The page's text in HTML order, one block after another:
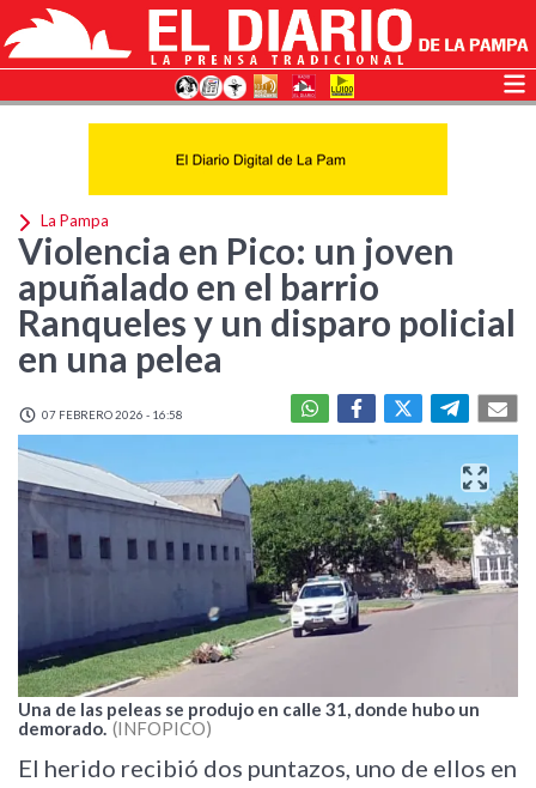
La Pampa
Violencia en Pico: un joven
apuñalado en el barrio
Ranqueles y un disparo policial
en una pelea
07 FEBRERO 2026 - 16:58
Una de las peleas se produjo en calle 31, donde hubo un
demorado. INFOPICO
El herido recibió dos puntazos, uno de ellos en